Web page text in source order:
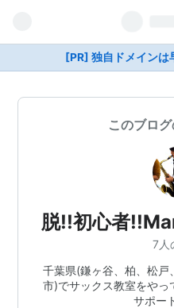
[PR] 独自ドメインは
このブロ
脱!!初心者
7人
千葉県(鎌ヶ谷、柏、松戸
市)でサックス教室をやっ
サポー